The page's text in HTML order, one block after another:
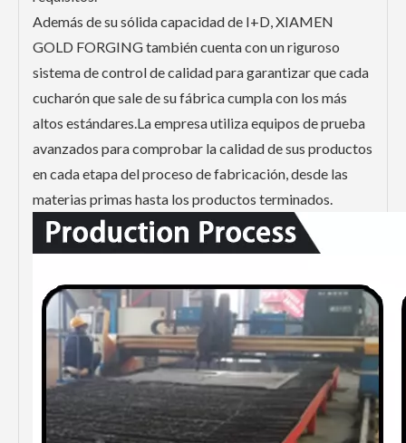
Además de su sólida capacidad de I+D, XIAMEN
GOLD FORGING también cuenta con un riguroso
sistema de control de calidad para garantizar que cada
cucharón que sale de su fábrica cumpla con los más
altos estándares.La empresa utiliza equipos de prueba
avanzados para comprobar la calidad de sus productos
en cada etapa del proceso de fabricación, desde las
materias primas hasta los productos terminados.